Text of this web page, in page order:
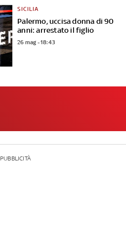
Palermo, uccisa donna di 90
anni: arrestato il figlio
SICILIA
26 mag - 18:43
PUBBLICITÀ